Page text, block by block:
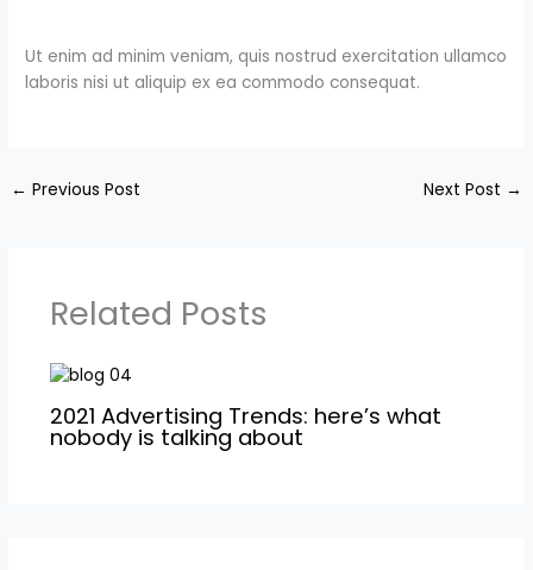
Ut enim ad minim veniam, quis nostrud exercitation ullamco
laboris nisi ut aliquip ex ea commodo consequat.
← Previous Post Next Post →
Related Posts
2021 Advertising Trends: here’s what
nobody is talking about